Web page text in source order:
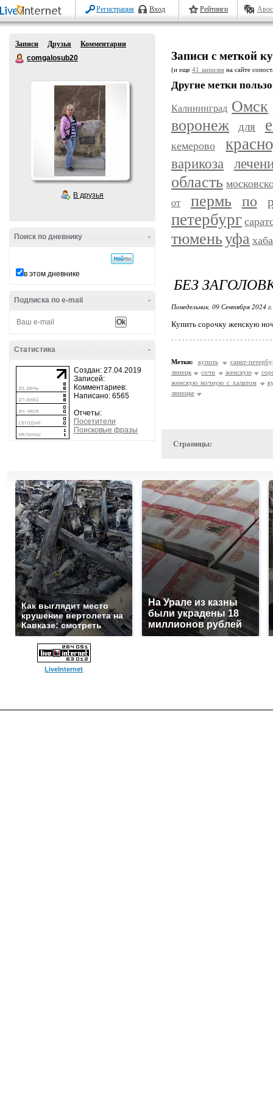
Регистрация Вход Рейтинги
Записи Друзья
Комментарии
comgalosub20
В друзья
-
Поиск по дневнику
в этом дневнике
-
Подписка по e-mail
-
Статистика
Создан: 27.04.2019
Записей:
Комментариев:
Написано: 6565
Отчеты:
Посетители
Поисковые фразы
Записи с меткой
(и еще 41 записям на сайте
Другие метки
Калининград Омск
воронеж для
кемерово
варикоза
область
от пермь по
петербург
тюменьуфа
БЕЗ
Понедельник, 09 Сентября 2024
Купить сорочку женскую
Метки: купить
санкт-
липецк
сочи женскую
женскую ночную с халатом
липецке
Страницы:
Как выглядит место
крушение вертолета на
Кавказе: смотреть
На Урале из казны
были украдены 18
миллионов рублей
LiveInternet